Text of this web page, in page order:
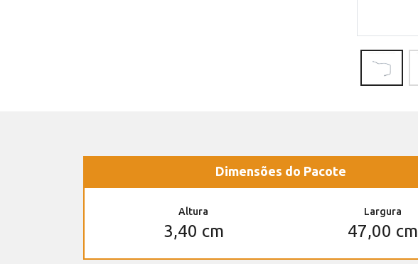
Dimensões do Pacote
Altura
3,40 cm
Largura
47,00 cm